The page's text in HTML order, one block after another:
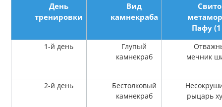
День
тренировки
Вид
камнекраба
Пафу
1-й день
Глупый
камнекраб
мечник
2-й день
Бестолковый
камнекраб
рыцарь